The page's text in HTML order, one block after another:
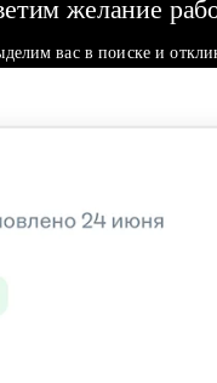
желание
вас в поиске и